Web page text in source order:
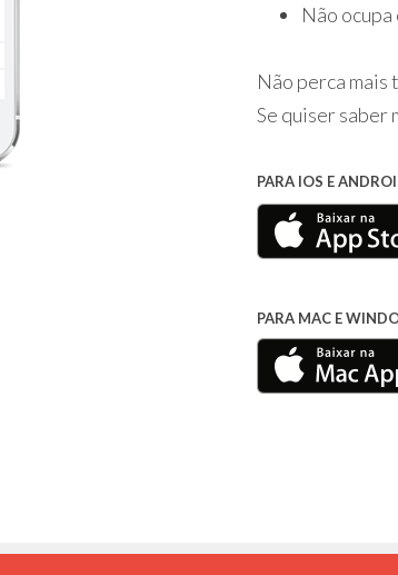
Não
Não perca mais
Se quiser saber
PARA IOS E
PARA MAC E